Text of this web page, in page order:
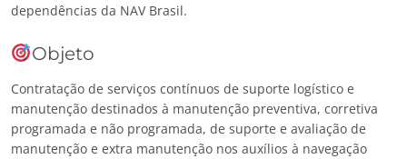
dependências da NAV Brasil.
Objeto
Contratação de serviços contínuos de suporte logístico e
manutenção destinados à manutenção preventiva, corretiva
programada e não programada, de suporte e avaliação de
manutenção e extra manutenção nos auxílios à navegação